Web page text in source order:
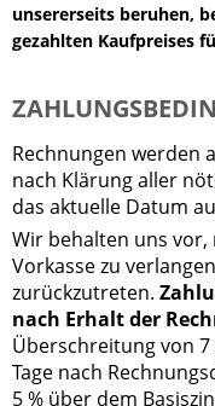
unsererseits beruhen,
gezahlten Kaufpreises
Rechnungen werden
nach Klärung aller
das aktuelle Datum
Wir behalten uns
Vorkasse zu
zurückzutreten.
nach Erhalt der
Überschreitung von 7
Tage nach
5 % über dem